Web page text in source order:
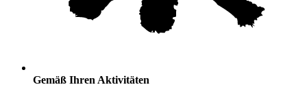
Gemäß Ihren Aktivitäten